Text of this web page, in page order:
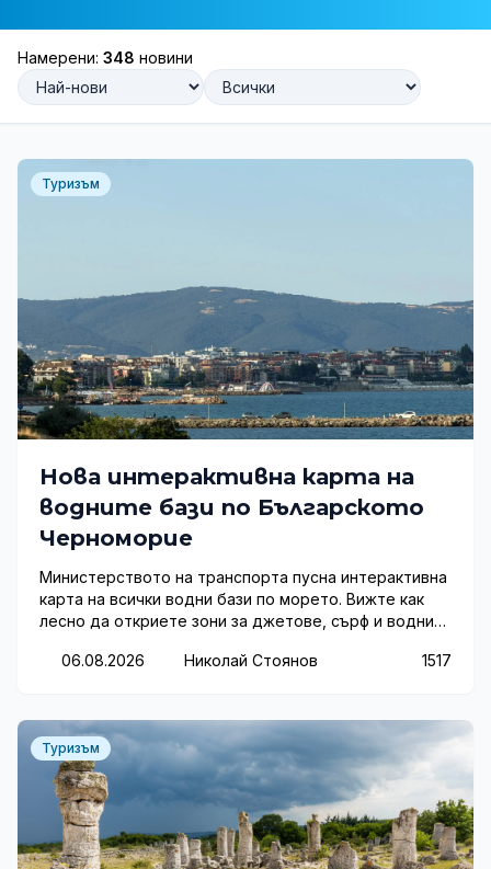
Намерени: 348 новини
Туризъм
Нова интерактивна карта на
водните бази по Българското
Черноморие
Министерството на транспорта пусна интерактивна
карта на всички водни бази по морето. Вижте как
лесно да откриете зони за джетове, сърф и водни
06.08.2026
Николай Стоянов 1517
Туризъм